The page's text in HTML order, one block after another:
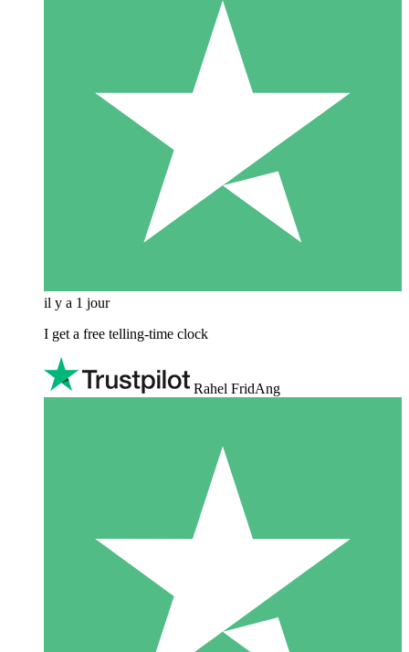
il y a 1 jour
I get a free telling-time clock
Rahel FridAng